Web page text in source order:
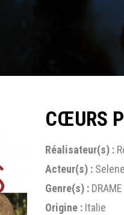
CŒURS
Réalisateur(s) :
Acteur(s) :
Genre(s) : DRAME
Origine : Italie